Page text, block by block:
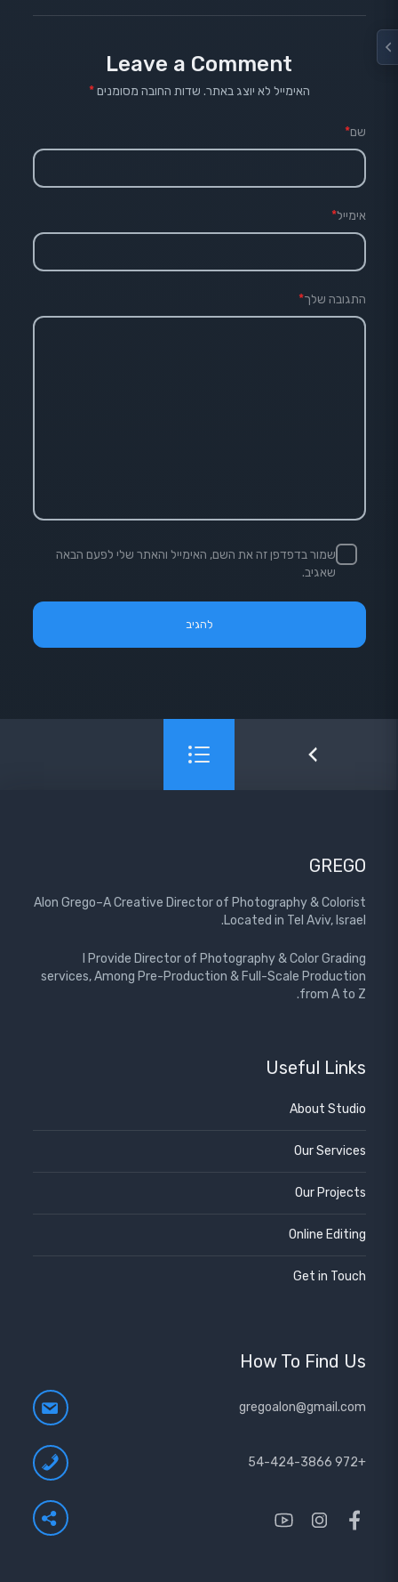
Leave a Comment
האימייל לא יוצג באתר. שדות החובה מסומנים*
שם*
אימייל*
התגובה שלך*
שמור בדפדפן זה את השם, האימייל והאתר שלי לפעם הבאה
שאגיב.
GREGO
Alon Grego–A Creative Director of Photography & Colorist
Located in Tel Aviv, Israel.
I Provide Director of Photography & Color Grading
services, Among Pre-Production & Full-Scale Production
from A to Z.
Useful Links
About Studio
Our Services
Our Projects
Online Editing
Get in Touch
How To Find Us
gregoalon@gmail.com
+972 54-424-3866